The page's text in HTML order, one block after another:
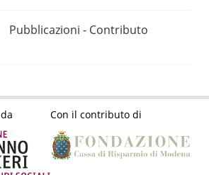
Pubblicazioni - Contributo
Con il contributo di